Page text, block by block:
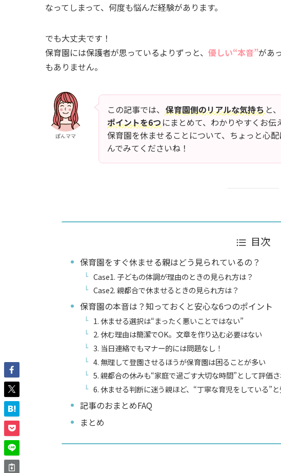
なってしまって、何度も悩んだ経験があります。
でも大丈夫です！
保育園には保護者が思っているよりずっと、 優しい“本音”があ
もありません。
ぽんママ
この記事では、 保育園側のリアルな気持ち と、
ポイントを6つにまとめて、わかりやすくお伝
保育園を休ませることについて、ちょっと心
んでみてくださいね！
目次
保育園をすぐ休ませる親はどう見られているの？
Case1. 子どもの体調が理由のときの見られ方は？
Case2. 親都合で休ませるときの見られ方は？
保育園の本音は？知っておくと安心な6つのポイント
1. 休ませる選択は“まったく悪いことではない”
2. 休む理由は簡潔でOK。文章を作り込む必要はない
3. 当日連絡でもマナー的には問題なし！
4. 無理して登園させるほうが保育園は困ることが多い
5. 親都合の休みも“家庭で過ごす大切な時間”として評価
6. 休ませる判断に迷う親ほど、“丁寧な育児をしている”
記事のおまとめFAQ
まとめ